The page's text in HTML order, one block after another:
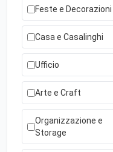
Feste e Decorazioni
Casa e Casalinghi
Ufficio
Arte e Craft
Organizzazione e
Storage